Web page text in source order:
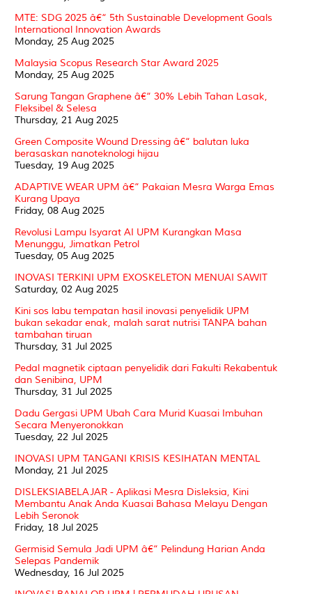
MTE: SDG 2025 â€“ 5th Sustainable Development Goals
International Innovation Awards
Monday, 25 Aug 2025
Malaysia Scopus Research Star Award 2025
Monday, 25 Aug 2025
Sarung Tangan Graphene â€“ 30% Lebih Tahan Lasak,
Fleksibel & Selesa
Thursday, 21 Aug 2025
Green Composite Wound Dressing â€“ balutan luka
berasaskan nanoteknologi hijau
Tuesday, 19 Aug 2025
ADAPTIVE WEAR UPM â€“ Pakaian Mesra Warga Emas
Kurang Upaya
Friday, 08 Aug 2025
Revolusi Lampu Isyarat AI UPM Kurangkan Masa
Menunggu, Jimatkan Petrol
Tuesday, 05 Aug 2025
INOVASI TERKINI UPM EXOSKELETON MENUAI SAWIT
Saturday, 02 Aug 2025
Kini sos labu tempatan hasil inovasi penyelidik UPM
bukan sekadar enak, malah sarat nutrisi TANPA bahan
tambahan tiruan
Thursday, 31 Jul 2025
Pedal magnetik ciptaan penyelidik dari Fakulti Rekabentuk
dan Senibina, UPM
Thursday, 31 Jul 2025
Dadu Gergasi UPM Ubah Cara Murid Kuasai Imbuhan
Secara Menyeronokkan
Tuesday, 22 Jul 2025
INOVASI UPM TANGANI KRISIS KESIHATAN MENTAL
Monday, 21 Jul 2025
DISLEKSIABELAJAR - Aplikasi Mesra Disleksia, Kini
Membantu Anak Anda Kuasai Bahasa Melayu Dengan
Lebih Seronok
Friday, 18 Jul 2025
Germisid Semula Jadi UPM â€“ Pelindung Harian Anda
Selepas Pandemik
Wednesday, 16 Jul 2025